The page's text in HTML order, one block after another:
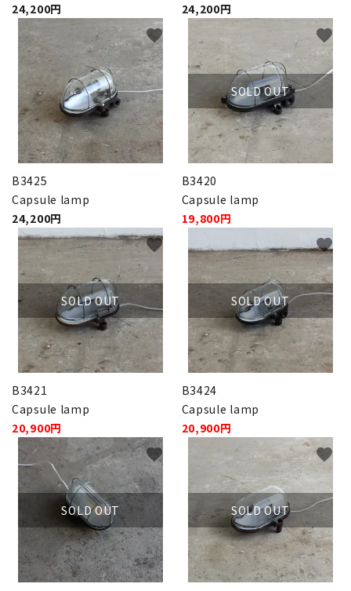
メンテナンスについて
ギャラリー・シーン
納品事例
エキシビジョン・展示会
過去販売
INFORMATION
ACCOUNT MENU
ようこそ ゲスト 様
meeting_room ログイン person 新規会員登録
24,200円
24,200円
B3425
Capsule lamp
24,200円
favorite
SOLD OUT
B3420
Capsule lamp
19,800円
favorite
SOLD OUT
B3421
Capsule lamp
20,900円
favorite
SOLD OUT
B3424
Capsule lamp
20,900円
favorite
SOLD OUT
favorite
SOLD OUT
favorite